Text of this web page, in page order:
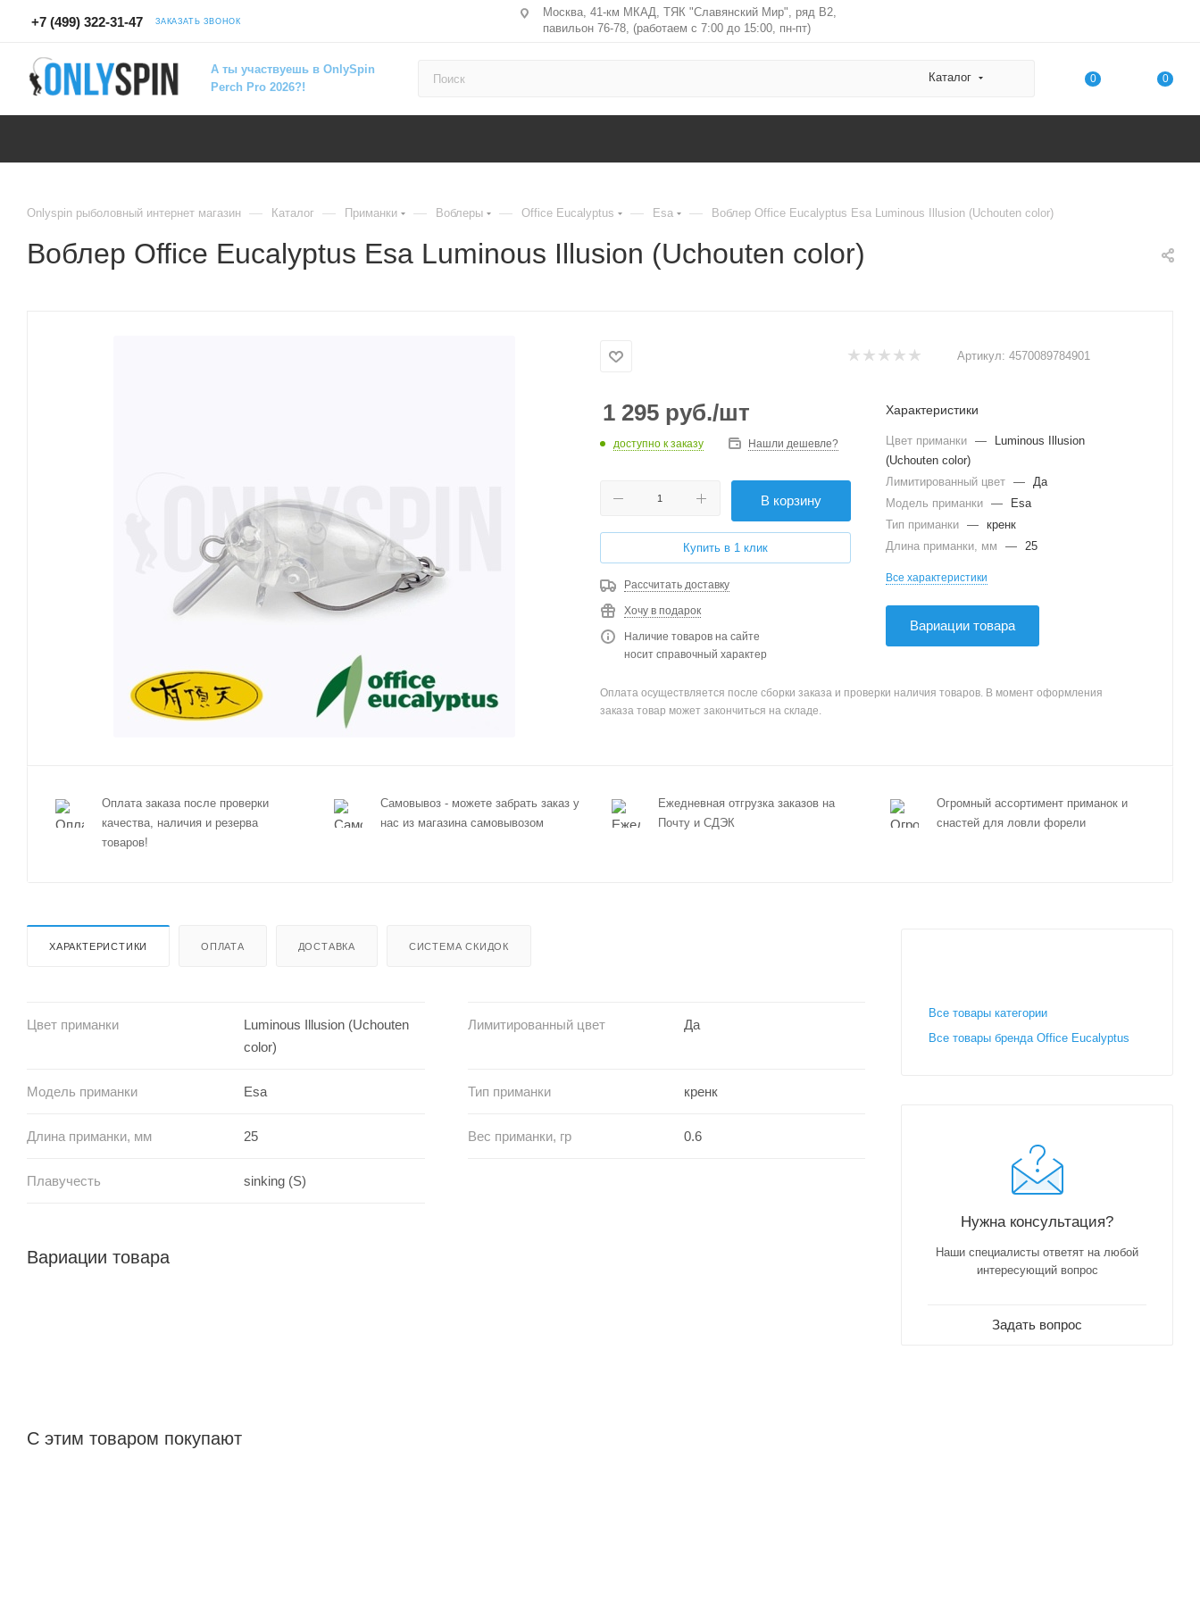
+7 (499) 322-31-47 ЗАКАЗАТЬ ЗВОНОК
Москва, 41-км МКАД, ТЯК "Славянский Мир", ряд В2,
павильон 76-78, (работаем с 7:00 до 15:00, пн-пт)
А ты участвуешь в OnlySpin
Perch Pro 2026?!
Каталог 0 0
Onlyspin рыболовный интернет магазин — Каталог — Приманки — Воблеры — Office Eucalyptus — Esa — Воблер Office Eucalyptus Esa Luminous Illusion (Uchouten color)
Воблер Office Eucalyptus Esa Luminous Illusion (Uchouten color)
Артикул: 4570089784901
1 295 руб./шт
доступно к заказу Нашли дешевле?
В корзину
Купить в 1 клик
Рассчитать доставку
Хочу в подарок
Наличие товаров на сайте
носит справочный характер
Характеристики
Цвет приманки —
Luminous Illusion
(Uchouten color)
Лимитированный цвет — Да
Модель приманки —
Esa
Тип приманки — кренк
Длина приманки, мм
— 25
Все характеристики
Вариации товара
Оплата осуществляется после сборки заказа и проверки наличия товаров. В момент оформления
заказа товар может закончиться на складе.
Оплата заказа после проверки
качества, наличия и резерва
товаров!
Самовывоз - можете забрать заказ у
нас из магазина самовывозом
Ежедневная отгрузка заказов на
Почту и СДЭК
Огромный ассортимент приманок и
снастей для ловли форели
ХАРАКТЕРИСТИКИ ОПЛАТА ДОСТАВКА СИСТЕМА СКИДОК
Цвет приманки
Luminous Illusion (Uchouten
color)
Лимитированный цвет Да
Модель приманки Esa Тип приманки кренк
Длина приманки, мм 25 Вес приманки, гр 0.6
Плавучесть sinking (S)
Вариации товара
С этим товаром покупают
Все товары категории
Все товары бренда Office Eucalyptus
Нужна консультация?
Наши специалисты ответят на любой
интересующий вопрос
Задать вопрос